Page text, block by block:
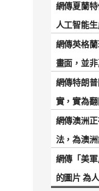
網傳夏蘭
人工智能
網傳英格
畫面，並
網傳特朗
實，實為
網傳澳洲
法，為澳
網傳「美
的圖片 為